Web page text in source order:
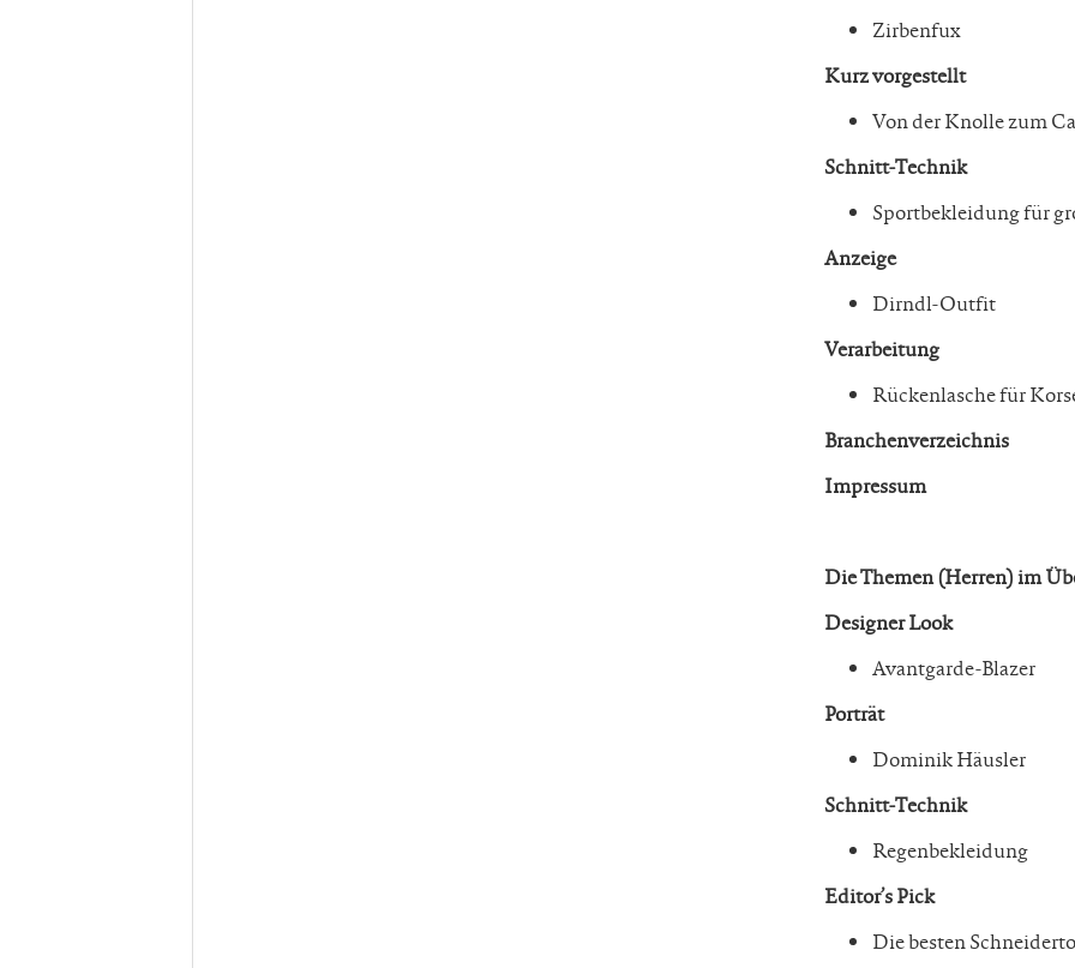
Zirbenfux
Kurz vorgestellt
Von der Knolle zum
Schnitt-Technik
Sportbekleidung für
Anzeige
Dirndl-Outfit
Verarbeitung
Rückenlasche für
Branchenverzeichnis
Impressum
Die Themen (Herren) im
Designer Look
Avantgarde-Blazer
Porträt
Dominik Häusler
Schnitt-Technik
Regenbekleidung
Editor’s Pick
Die besten